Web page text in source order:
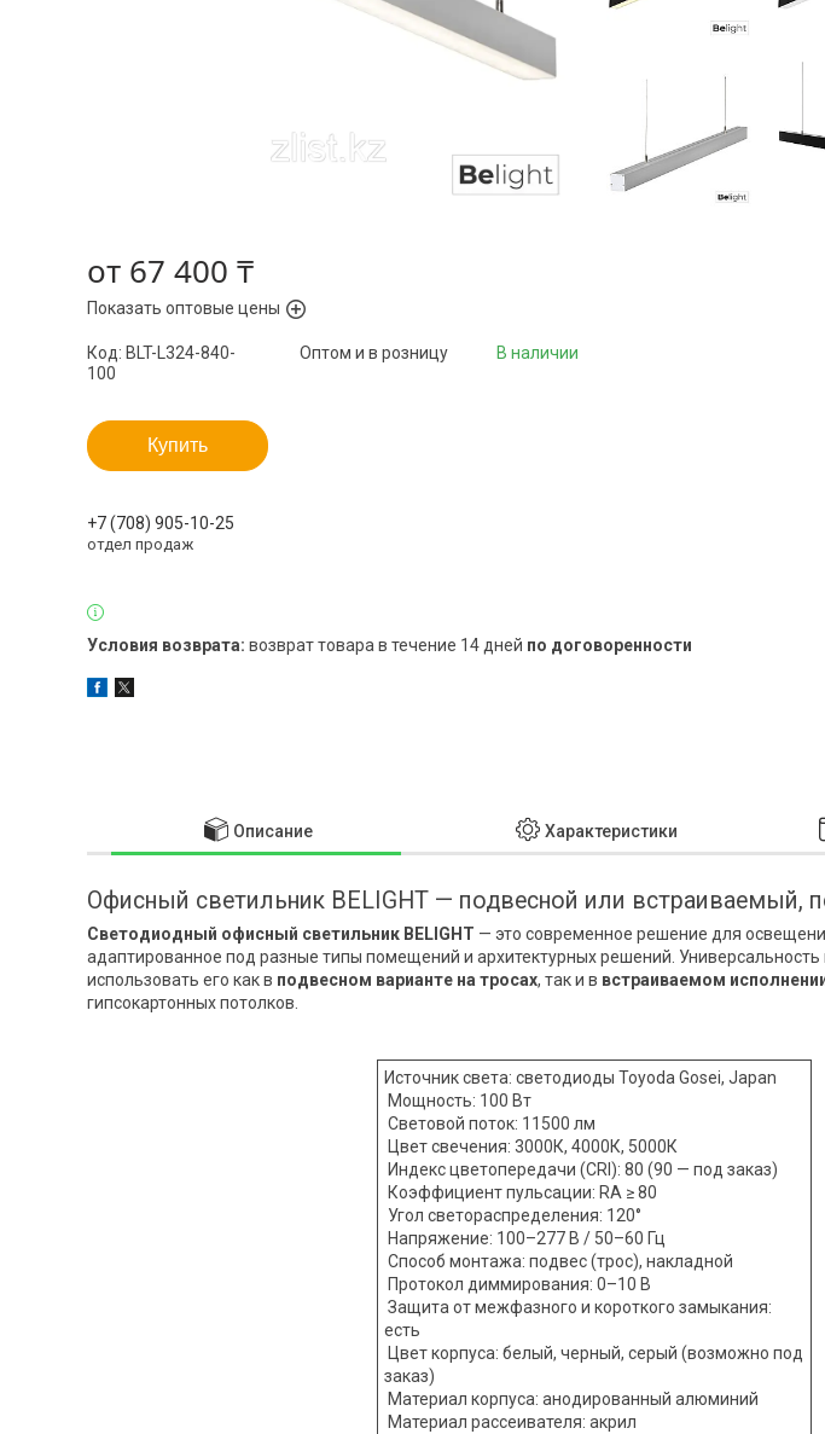
от 67 400 ₸
Показать оптовые цены
В наличии
Оптом и в розницу
Код: BLT-L324-840-
100
Купить
+7 (708) 905-10-25
отдел продаж
возврат товара в течение 14 дней по договоренности
Описание Характеристики
Офисный светильник BELIGHT — подвесной или встраиваемый,
Светодиодный офисный светильник BELIGHT — это современное решение для
адаптированное под разные типы помещений и архитектурных решений. Универсальность
использовать его как в подвесном варианте на тросах, так и в встраиваемом
гипсокартонных потолков.
Источник света: светодиоды Toyoda Gosei, Japan
Мощность: 100 Вт
Световой поток: 11500 лм
Цвет свечения: 3000К, 4000К, 5000К
Индекс цветопередачи (CRI): 80 (90 — под заказ)
Коэффициент пульсации: RA ≥ 80
Угол светораспределения: 120°
Напряжение: 100–277 В / 50–60 Гц
Способ монтажа: подвес (трос), накладной
Протокол диммирования: 0–10 В
Защита от межфазного и короткого замыкания:
есть
Цвет корпуса: белый, черный, серый (возможно под
заказ)
Материал корпуса: анодированный алюминий
Материал рассеивателя: акрил